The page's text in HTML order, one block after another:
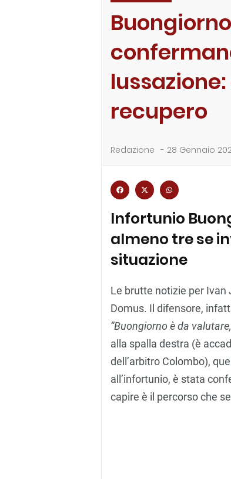
recupero
Redazione - 28 Gennaio
Infortunio
almeno tre se
situazione
Le brutte notizie per Ivan
Domus. Il difensore,
“Buongiorno è da
alla spalla destra (è
dell’arbitro Colombo),
all’infortunio, è stata
capire è il percorso che